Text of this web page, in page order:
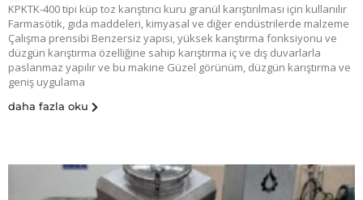
KPKTK-400 tipi küp toz karıştırıcı kuru granül karıştırılması için kullanılır
Farmasötik, gıda maddeleri, kimyasal ve diğer endüstrilerde malzeme
Çalışma prensibi Benzersiz yapısı, yüksek karıştırma fonksiyonu ve
düzgün karıştırma özelliğine sahip karıştırma iç ve dış duvarlarla
paslanmaz yapılır ve bu makine Güzel görünüm, düzgün karıştırma ve
geniş uygulama
daha fazla oku